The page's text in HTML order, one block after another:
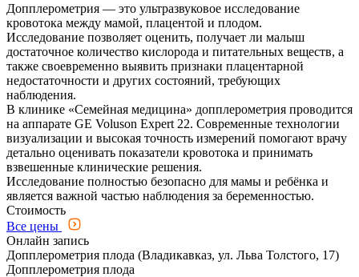
Допплерометрия — это ультразвуковое исследование
кровотока между мамой, плацентой и плодом.
Исследование позволяет оценить, получает ли малыш
достаточное количество кислорода и питательных веществ, а
также своевременно выявить признаки плацентарной
недостаточности и других состояний, требующих
наблюдения.
В клинике «Семейная медицина» допплерометрия проводится
на аппарате GE Voluson Expert 22. Современные технологии
визуализации и высокая точность измерений помогают врачу
детально оценивать показатели кровотока и принимать
взвешенные клинические решения.
Исследование полностью безопасно для мамы и ребёнка и
является важной частью наблюдения за беременностью.
Стоимость
Все цены
Онлайн запись
Допплерометрия плода (Владикавказ, ул. Льва Толстого, 17)
Допплерометрия плода